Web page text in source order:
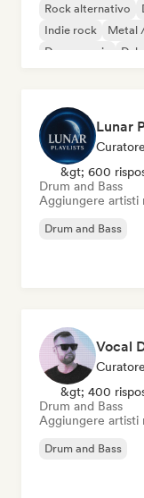
Rock alternativo
Indie rock
Metal
Dance music
Lunar
&gt; 600
Drum and Bass
Aggiungere artisti
Drum and Bass
&gt; 400
Drum and Bass
Aggiungere artisti
Drum and Bass